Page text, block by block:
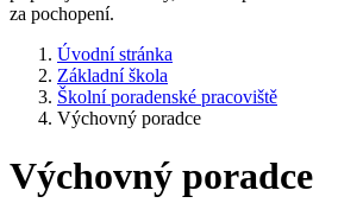
za pochopení.
Úvodní stránka
Základní škola
Školní poradenské pracoviště
Výchovný poradce
Výchovný poradce